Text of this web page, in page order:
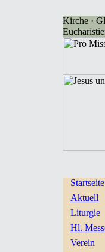
Kirche ·
Startseite
Aktuell
Liturgie
Hl.
Verein